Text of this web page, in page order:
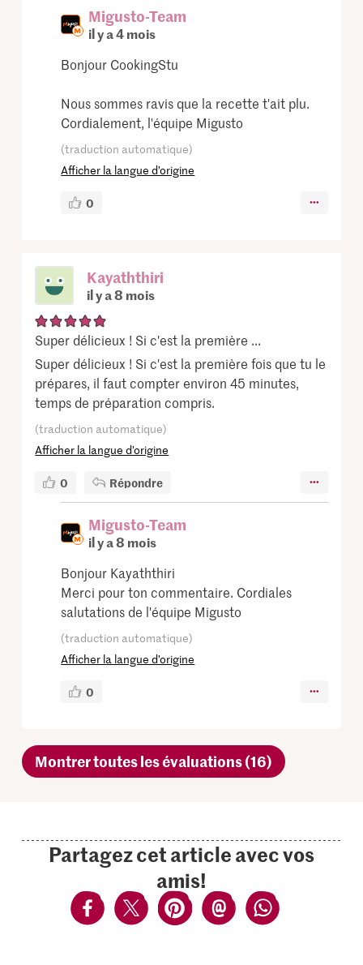
Migusto-Team
il y a 4 mois
Bonjour CookingStu
Nous sommes ravis que la recette t'ait plu.
Cordialement, l'équipe Migusto
(traduction automatique)
Afficher la langue d’origine
0
Kayaththiri
il y a 8 mois
Super délicieux ! Si c'est la première ...
Super délicieux ! Si c'est la première fois que tu le
prépares, il faut compter environ 45 minutes,
temps de préparation compris.
(traduction automatique)
Afficher la langue d’origine
0 Répondre
Migusto-Team
il y a 8 mois
Bonjour Kayaththiri
Merci pour ton commentaire. Cordiales
salutations de l'équipe Migusto
(traduction automatique)
Afficher la langue d’origine
0
Montrer toutes les évaluations (16)
Partagez cet article avec vos
amis!